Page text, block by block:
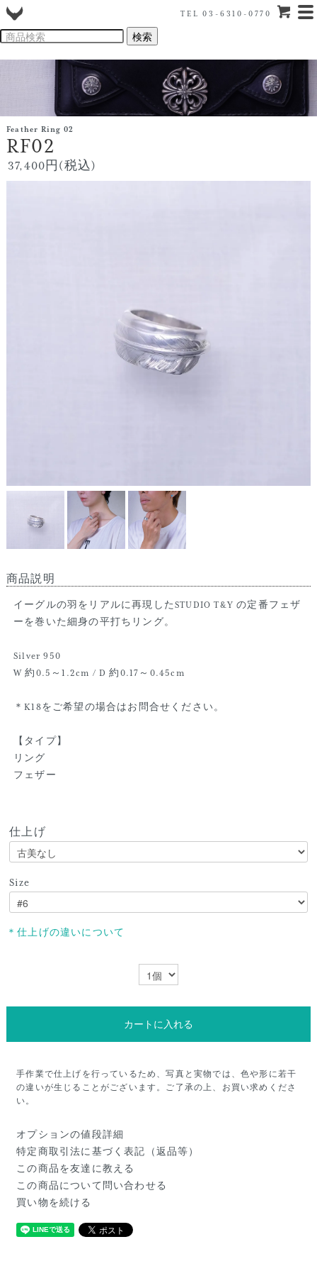
TEL 03-6310-0770
Feather Ring 02
RF02
37,400円(税込)
商品説明
イーグルの羽をリアルに再現したSTUDIO T&Y の定番フェザ
ーを巻いた細身の平打ちリング。
Silver 950
W 約0.5～1.2cm / D 約0.17～0.45cm
＊K18をご希望の場合はお問合せください。
【タイプ】
リング
フェザー
仕上げ
Size
＊仕上げの違いについて
カートに入れる
手作業で仕上げを行っているため、写真と実物では、色や形に若干
の違いが生じることがございます。ご了承の上、お買い求めくださ
い。
オプションの値段詳細
特定商取引法に基づく表記（返品等）
この商品を友達に教える
この商品について問い合わせる
買い物を続ける